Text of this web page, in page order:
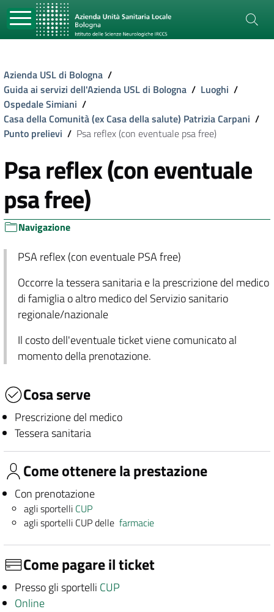
Azienda USL di Bologna /
Guida ai servizi dell'Azienda USL di Bologna / Luoghi /
Ospedale Simiani /
Casa della Comunità (ex Casa della salute) Patrizia Carpani /
Punto prelievi / Psa reflex (con eventuale psa free)
Psa reflex (con eventuale
psa free)
Navigazione
PSA reflex (con eventuale PSA free)
Occorre la tessera sanitaria e la prescrizione del medico
di famiglia o altro medico del Servizio sanitario
regionale/nazionale
Il costo dell'eventuale ticket viene comunicato al
momento della prenotazione.
Cosa serve
Prescrizione del medico
Tessera sanitaria
Come ottenere la prestazione
Con prenotazione
agli sportelli CUP
agli sportelli CUP dellefarmacie
Come pagare il ticket
Presso gli sportelli CUP
Online